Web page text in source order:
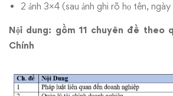
2 ảnh 3×4 (sau ảnh ghi rõ họ tên, ngày
Nội dung: gồm 11 chuyên đề theo
Chính